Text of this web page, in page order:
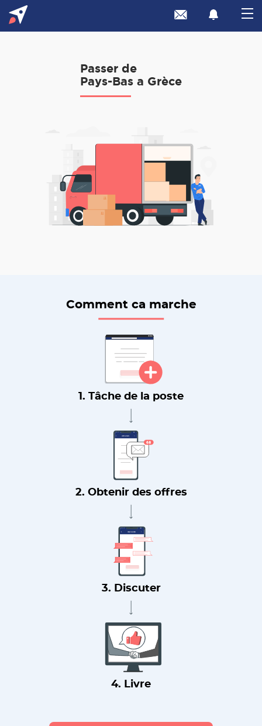
Passer de
Pays-Bas a Grèce
Comment ca marche
1. Tâche de la poste
2. Obtenir des offres
3. Discuter
4. Livre